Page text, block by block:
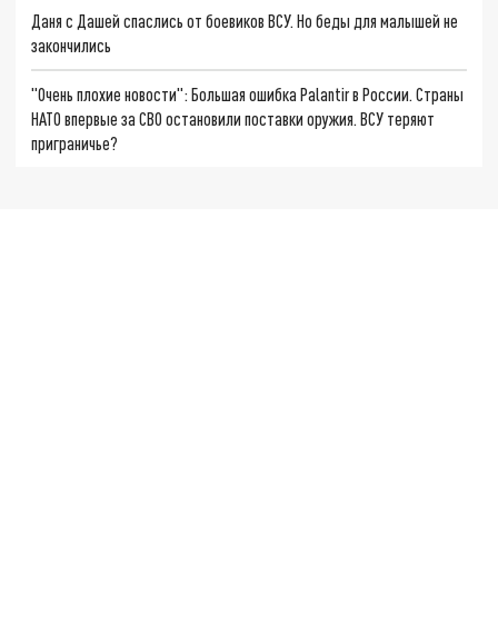
Даня с Дашей спаслись от боевиков ВСУ. Но беды для малышей не
закончились
"Очень плохие новости": Большая ошибка Palantir в России. Страны
НАТО впервые за СВО остановили поставки оружия. ВСУ теряют
приграничье?